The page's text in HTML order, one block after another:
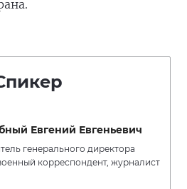
Евгений Евгеньевич
генерального директора
корреспондент, журналист